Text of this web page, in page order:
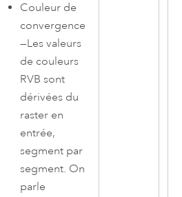
Couleur de
convergence
—Les valeurs
de couleurs
RVB sont
dérivées du
raster en
entrée,
segment par
segment. On
parle